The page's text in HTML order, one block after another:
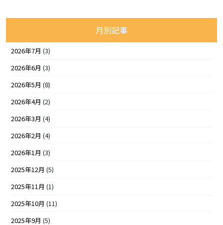
月別記事
2026年7月 (3)
2026年6月 (3)
2026年5月 (8)
2026年4月 (2)
2026年3月 (4)
2026年2月 (4)
2026年1月 (3)
2025年12月 (5)
2025年11月 (1)
2025年10月 (11)
2025年9月 (5)